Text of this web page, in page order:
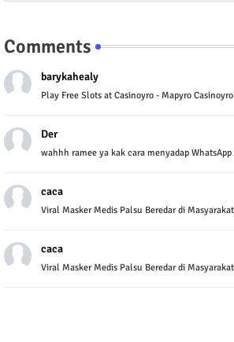
Comments
barykahealy
Play Free Slots at Casinoyro - Mapyro
Der
wahhh ramee ya kak cara menyadap
caca
Viral Masker Medis Palsu Beredar di
caca
Viral Masker Medis Palsu Beredar di